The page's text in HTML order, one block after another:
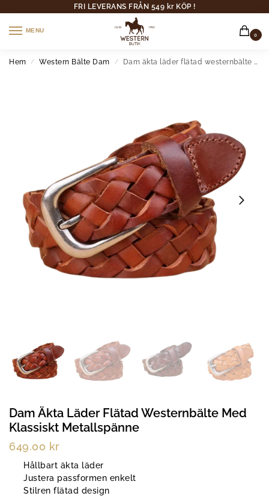
FRI LEVERANS FRÅN 549 kr KÖP !
MENU
0
Hem / Western Bälte Dam / Dam äkta läder flätad westernbälte med klassiskt metallspänne
Dam Äkta Läder Flätad Westernbälte Med
Klassiskt Metallspänne
649.00 kr
Hållbart äkta läder
Justera passformen enkelt
Stilren flätad design